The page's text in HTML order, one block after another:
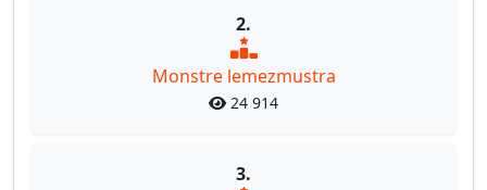
2.
Monstre lemezmustra
24 914
3.